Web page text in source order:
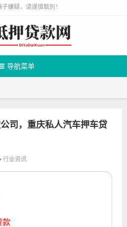
嫌疑，请谨慎甄别！
导航菜单
司，重庆私人汽车押车贷
行业资讯
款